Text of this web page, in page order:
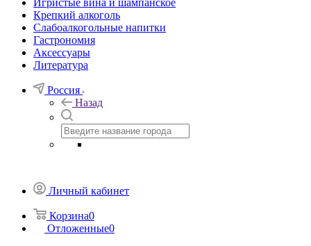
Игристые вина и шампанское
Крепкий алкоголь
Слабоалкогольные напитки
Гастрономия
Аксессуары
Литература
Россия
Назад
Личный кабинет
Корзина0
Отложенные0